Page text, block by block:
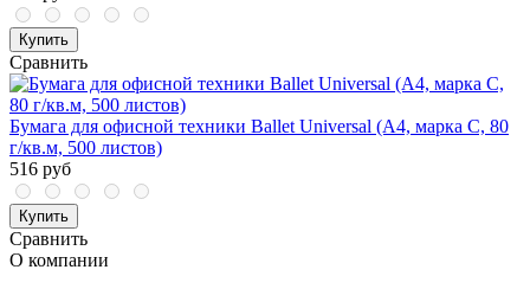
Купить
Сравнить
Бумага для офисной техники Ballet Universal (A4, марка C, 80
г/кв.м, 500 листов)
516 руб
Купить
Сравнить
О компании